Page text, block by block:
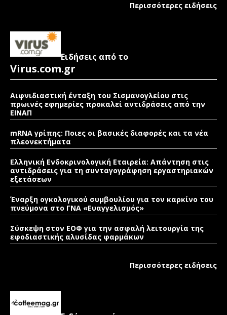
Περισσότερες ειδήσεις
Ειδήσεις από το
Virus.com.gr
Αιφνιδιαστική ένταξη του Σισμανογλείου στις
πρωινές εφημερίες προκαλεί αντιδράσεις από την
ΕΙΝΑΠ
mRNA γρίπης: Ποιες οι βασικές διαφορές και τα νέα
πλεονεκτήματα
Ελληνική Ενδοκρινολογική Εταιρεία: Απάντηση στις
αντιδράσεις για τη συνταγογράφηση εργαστηριακών
εξετάσεων
Έναρξη ογκολογικού συμβουλίου για τον καρκίνο του
πνεύμονα στο ΓΝΑ «Ευαγγελισμός»
Σύσκεψη στον ΕΟΦ για την ασφαλή λειτουργία της
εφοδιαστικής αλυσίδας φαρμάκων
Περισσότερες ειδήσεις